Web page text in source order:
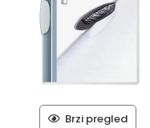
Brzi pregled